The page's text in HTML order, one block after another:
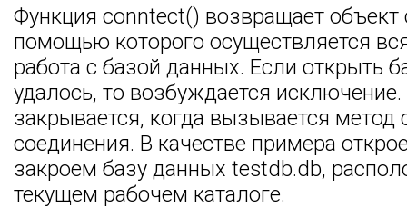
Функция conntect() возвращает объект
помощью которого осуществляется
работа с базой данных. Если открыть
удалось, то возбуждается
закрывается, когда вызывается метод
соединения. В качестве примера
закроем базу данных testdb.db,
текущем рабочем каталоге.